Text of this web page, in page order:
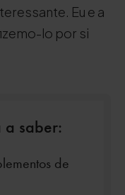
Eu e a
lo por si
saber:
de